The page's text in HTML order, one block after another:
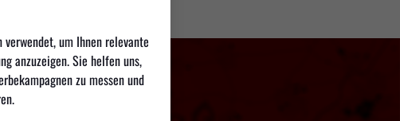
um Ihnen relevante
anzuzeigen. Sie helfen uns,
zu messen und